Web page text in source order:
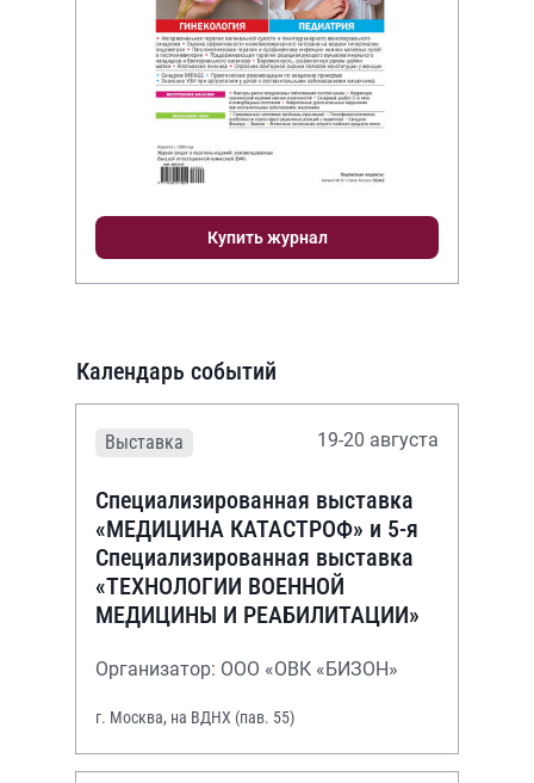
Купить журнал
Календарь событий
Выставка 19-20 августа
Специализированная выставка
«МЕДИЦИНА КАТАСТРОФ» и 5-я
Специализированная выставка
«ТЕХНОЛОГИИ ВОЕННОЙ
МЕДИЦИНЫ И РЕАБИЛИТАЦИИ»
Организатор: ООО «ОВК «БИЗОН»
г. Москва, на ВДНХ (пав. 55)